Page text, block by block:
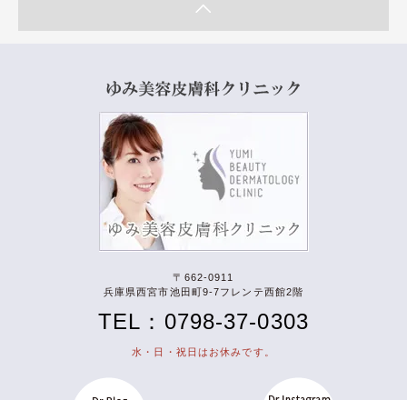
〒662-0911
兵庫県西宮市池田町9-7フレンテ西館2階
TEL：0798-37-0303
水・日・祝日はお休みです。